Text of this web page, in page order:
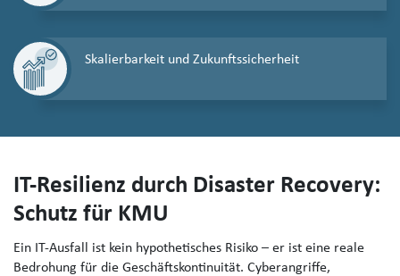
Skalierbarkeit und Zukunftssicherheit
IT-Resilienz durch Disaster Recovery:
Schutz für KMU
Ein IT-Ausfall ist kein hypothetisches Risiko – er ist eine reale
Bedrohung für die Geschäftskontinuität. Cyberangriffe,